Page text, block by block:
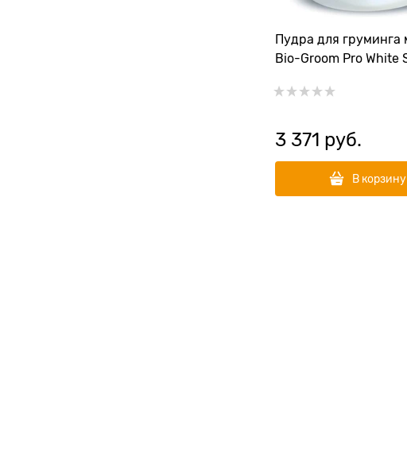
Пудра для груминга
Bio-Groom Pro White
3 371 руб.
В корзину